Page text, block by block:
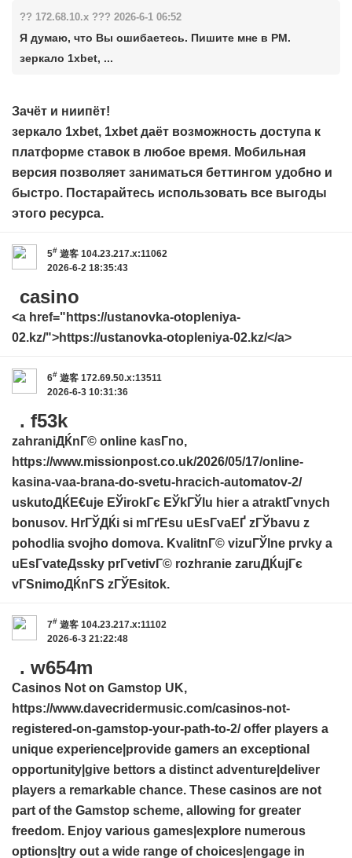
?? 172.68.10.x ??? 2026-6-1 06:52
Я думаю, что Вы ошибаетесь. Пишите мне в PM.
зеркало 1xbet, ...
Зачёт и ниипёт!
зеркало 1xbet, 1xbet даёт возможность доступа к
платформе ставок в любое время. Мобильная
версия позволяет заниматься беттингом удобно и
быстро. Постарайтесь использовать все выгоды
этого ресурса.
5# 遊客 104.23.217.x:11062
2026-6-2 18:35:43
casino
<a href="https://ustanovka-otopleniya-
02.kz/">https://ustanovka-otopleniya-02.kz/</a>
6# 遊客 172.69.50.x:13511
2026-6-3 10:31:36
. f53k
zahraniДЌnГ© online kasГ­no,
https://www.missionpost.co.uk/2026/05/17/online-
kasina-vaa-brana-do-svetu-hracich-automatov-2/
uskutoДЌЕ€uje ЕЎirokГє ЕЎkГЎlu hier a atraktГ­vnych
bonusov. HrГЎДЌi si mГґЕѕu uЕѕГ­vaЕҐ zГЎbavu z
pohodlia svojho domova. KvalitnГ© vizuГЎlne prvky a
uЕѕГ­vateДѕsky prГ­vetivГ© rozhranie zaruДЌujГє
vГЅnimoДЌnГЅ zГЎЕѕitok.
7# 遊客 104.23.217.x:11102
2026-6-3 21:22:48
. w654m
Casinos Not on Gamstop UK,
https://www.davecridermusic.com/casinos-not-
registered-on-gamstop-your-path-to-2/offer players a
unique experience|provide gamers an exceptional
opportunity|give bettors a distinct adventure|deliver
players a remarkable chance. These casinos are not
part of the Gamstop scheme, allowing for greater
freedom. Enjoy various games|explore numerous
options|try out a wide range of choices|engage in